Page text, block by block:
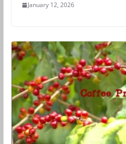
January 12, 2026